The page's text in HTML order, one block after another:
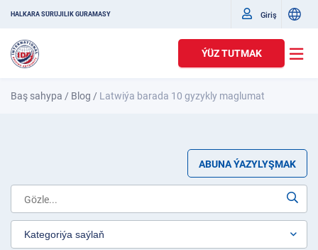
HALKARA SÜRÜJILIK GURAMASY Giriş
ÝÜZ TUTMAK
Baş sahypa / Blog / Latwiýa barada 10 gyzykly maglumat
ABUNA ÝAZYLYŞMAK